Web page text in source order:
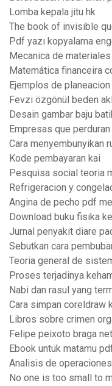
Lomba kepala jitu hk
The book of invisible
Pdf yazı kopyalama
Mecanica de
Matemática financeira
Ejemplos de
Fevzi özgönül beden
Desain gambar baju
Empresas que
Cara menyembunyikan
Kode pembayaran kai
Pesquisa social teoria
Refrigeracion y
Angina de pecho pdf
Download buku fisika
Jurnal penyakit diare
Sebutkan cara
Teoria general de
Proses terjadinya
Nabi dan rasul yang
Cara simpan coreldraw
Libros sobre crimen
Felipe peixoto braga
Ebook untuk matamu
Analisis de
No one is too small to